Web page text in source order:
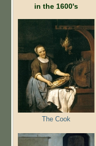
in the 1600's
The Cook